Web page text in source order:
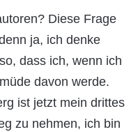
Diese Frage
ja, ich denke
dass ich, wenn ich
davon werde.
ist jetzt mein drittes
zu nehmen, ich bin